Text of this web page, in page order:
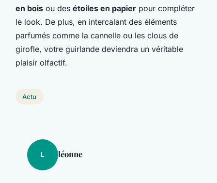
en bois ou des étoiles en papier pour compléter
le look. De plus, en intercalant des éléments
parfumés comme la cannelle ou les clous de
girofle, votre guirlande deviendra un véritable
plaisir olfactif.
Actu
L léonne